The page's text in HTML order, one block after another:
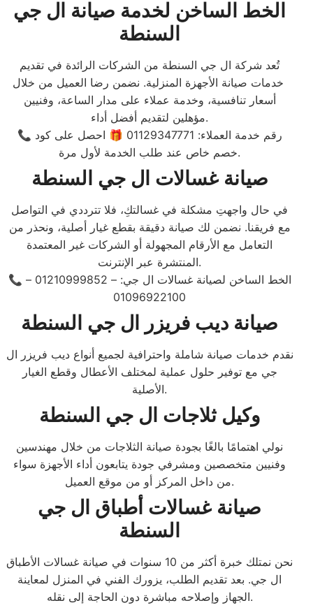
الخط الساخن لخدمة صيانة ال جي
السنطة
تُعد شركة ال جي السنطة من الشركات الرائدة في تقديم
خدمات صيانة الأجهزة المنزلية. نضمن رضا العميل من خلال
أسعار تنافسية، وخدمة عملاء على مدار الساعة، وفنيين
مؤهلين لتقديم أفضل أداء.
📞 رقم خدمة العملاء: 01129347771 🎁 احصل على كود
خصم خاص عند طلب الخدمة لأول مرة.
صيانة غسالات ال جي السنطة
في حال واجهتِ مشكلة في غسالتكِ، فلا تترددي في التواصل
مع فريقنا. نضمن لك صيانة دقيقة بقطع غيار أصلية، ونحذر من
التعامل مع الأرقام المجهولة أو الشركات غير المعتمدة
المنتشرة عبر الإنترنت.
📞 الخط الساخن لصيانة غسالات ال جي: – 01210999852 –
01096922100
صيانة ديب فريزر ال جي السنطة
نقدم خدمات صيانة شاملة واحترافية لجميع أنواع ديب فريزر ال
جي مع توفير حلول عملية لمختلف الأعطال وقطع الغيار
الأصلية.
وكيل ثلاجات ال جي السنطة
نولي اهتمامًا بالغًا بجودة صيانة الثلاجات من خلال مهندسين
وفنيين متخصصين ومشرفي جودة يتابعون أداء الأجهزة سواء
من داخل المركز أو من موقع العميل.
صيانة غسالات أطباق ال جي
السنطة
نحن نمتلك خبرة أكثر من 10 سنوات في صيانة غسالات الأطباق
ال جي. بعد تقديم الطلب، يزورك الفني في المنزل لمعاينة
الجهاز وإصلاحه مباشرة دون الحاجة إلى نقله.